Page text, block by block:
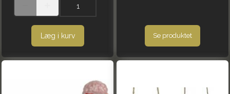
Læg i kurv Se produktet